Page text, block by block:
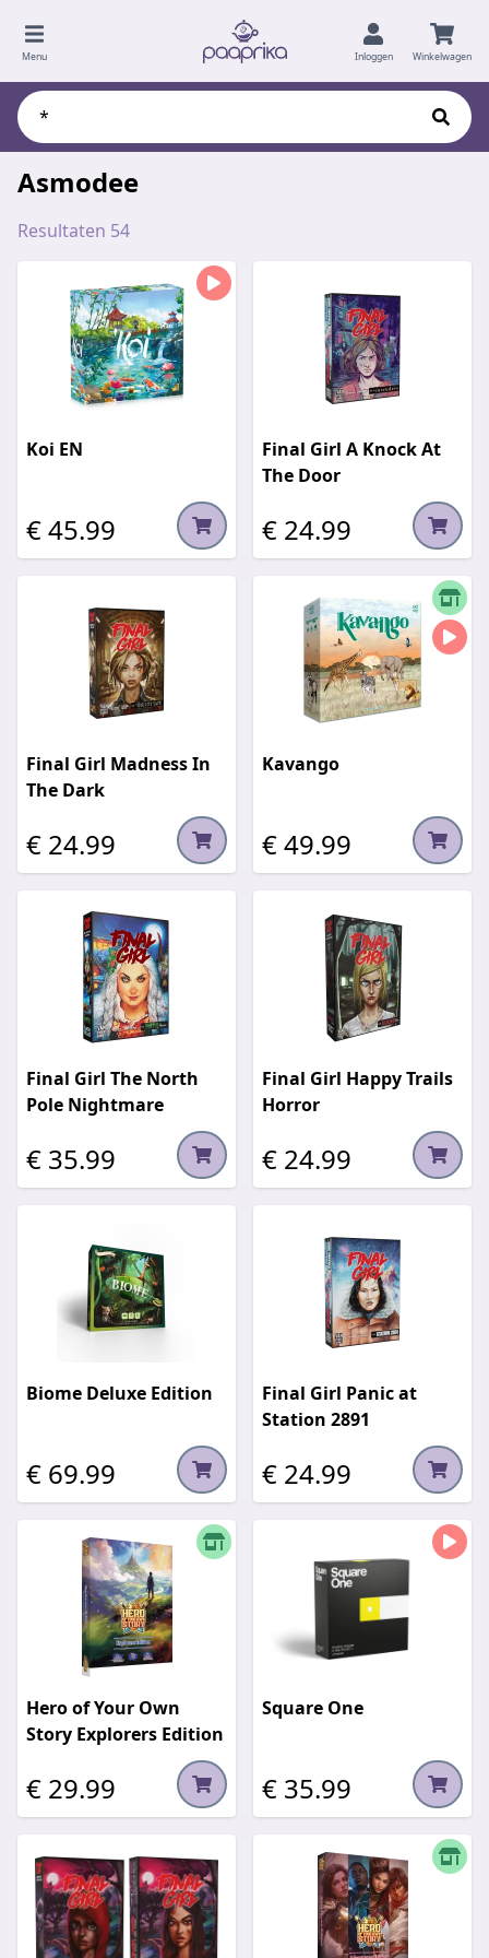
Menu Inloggen Winkelwagen
Asmodee
Resultaten 54
Koi EN
€ 45.99
Final Girl A Knock At
The Door
€ 24.99
Final Girl Madness In
The Dark
€ 24.99
Kavango
€ 49.99
Final Girl The North
Pole Nightmare
€ 35.99
Final Girl Happy Trails
Horror
€ 24.99
Biome Deluxe Edition
€ 69.99
Final Girl Panic at
Station 2891
€ 24.99
Hero of Your Own
Story Explorers Edition
€ 29.99
Square One
€ 35.99